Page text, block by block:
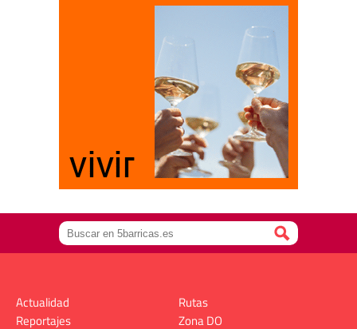
Actualidad
Reportajes
Rutas
Zona DO